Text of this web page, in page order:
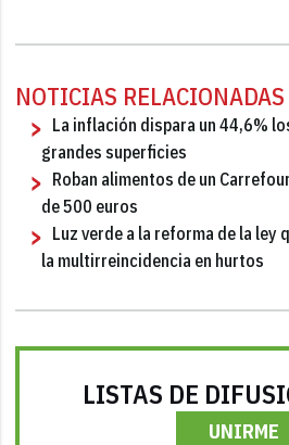
NOTICIAS RELACIONADAS
La inflación dispara un 44,6%
grandes superficies
Roban alimentos de un
de 500 euros
Luz verde a la reforma de la ley
la multirreincidencia en hurtos
LISTAS DE
UNIRME